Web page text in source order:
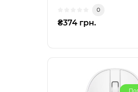
0
₴374 грн.